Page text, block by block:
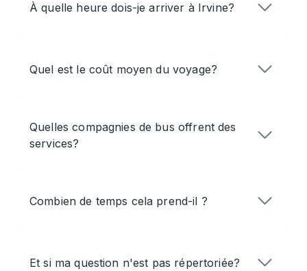
À quelle heure dois-je arriver à Irvine?
Quel est le coût moyen du voyage?
Quelles compagnies de bus offrent des
services?
Combien de temps cela prend-il ?
Et si ma question n'est pas répertoriée?